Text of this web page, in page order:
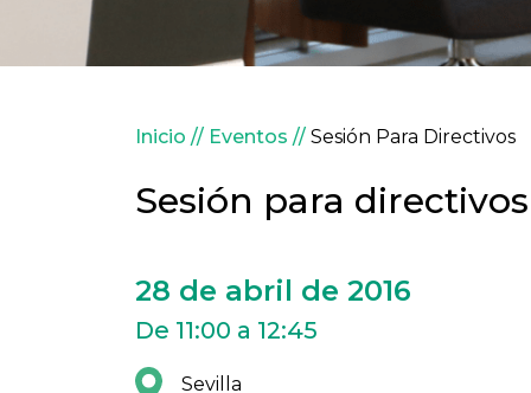
Sobrescribir enlaces
Inicio Eventos Sesión Para Directivos
Sesión para directivos
28 de abril de 2016
De 11:00 a 12:45
Sevilla